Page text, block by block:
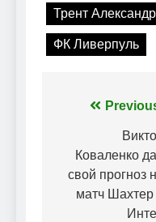
Трент
ФК Ливерпуль
Навігація
записів
Коваленко
свой прогноз
матч Шахтер